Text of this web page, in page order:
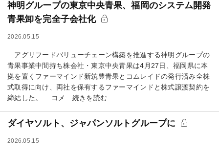
神明グループの東京中央青果、福岡のシステム開発
青果卸を完全子会社化
2026.05.15
アグリフードバリューチェーン構築を推進する神明グループの
青果事業中間持ち株会社・東京中央青果は4月27日、福岡県に本
拠を置くファーマインド新筑豊青果とコムレイドの発行済み全株
式取得に向け、両社を保有するファーマインドと株式譲渡契約を
締結した。 コメ…続きを読む
ダイヤソルト、ジャパンソルトグループに
2026.05.15